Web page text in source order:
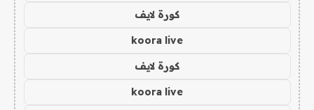
كورة لايف
koora live
كورة لايف
koora live